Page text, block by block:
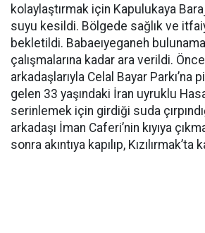
kolaylaştırmak için Kapulukaya
suyu kesildi. Bölgede sağlık ve
bekletildi. Babaeıyeganeh
çalışmalarına kadar ara verildi.
arkadaşlarıyla Celal Bayar Parkı’na
gelen 33 yaşındaki İran uyruklu
serinlemek için girdiği suda
arkadaşı İman Caferi’nin kıyıya
sonra akıntıya kapılıp,